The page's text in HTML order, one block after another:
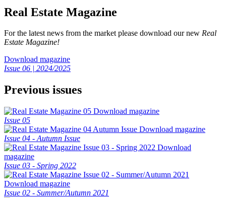
Real Estate Magazine
For the latest news from the market please download our new Real
Estate Magazine!
Download magazine
Issue 06 | 2024/2025
Previous issues
Download magazine
Issue 05
Download magazine
Issue 04 - Autumn Issue
Download
magazine
Issue 03 - Spring 2022
Download magazine
Issue 02 - Summer/Autumn 2021